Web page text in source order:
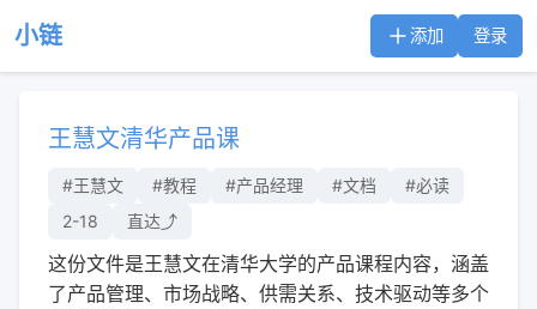
小链 添加 登录
王慧文清华产品课
#王慧文 #教程 #产品经理 #文档
#必读
2-18
直达⤴︎
这份文件是王慧文在清华大学的产品课程内容，涵盖
了产品管理、市场战略、供需关系、技术驱动等多个